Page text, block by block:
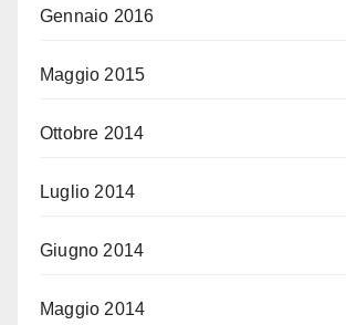
Gennaio 2016
Maggio 2015
Ottobre 2014
Luglio 2014
Giugno 2014
Maggio 2014